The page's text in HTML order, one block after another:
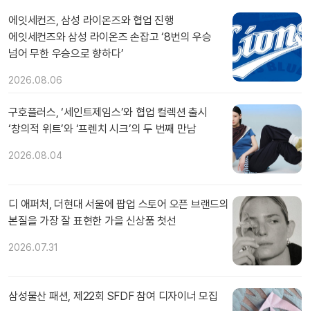
에잇세컨즈, 삼성 라이온즈와 협업 진행
에잇세컨즈와 삼성 라이온즈 손잡고 ‘8번의 우승
넘어 무한 우승으로 향하다’
2026.08.06
구호플러스, ‘세인트제임스’와 협업 컬렉션 출시
‘창의적 위트’와 ‘프렌치 시크’의 두 번째 만남
2026.08.04
디 애퍼처, 더현대 서울에 팝업 스토어 오픈 브랜드의
본질을 가장 잘 표현한 가을 신상품 첫선
2026.07.31
삼성물산 패션, 제22회 SFDF 참여 디자이너 모집